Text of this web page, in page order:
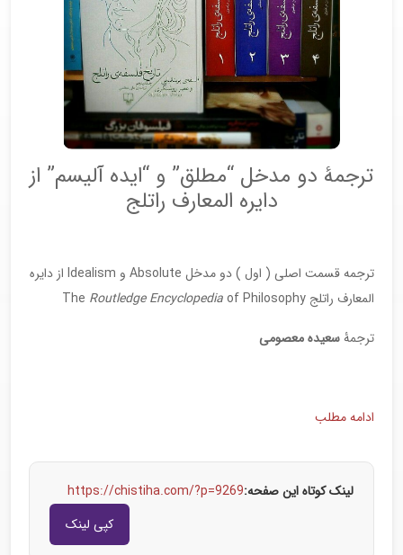
ترجمۀ دو مدخل “مطلق” و “ایده آلیسم” از
دایره المعارف راتلج
ترجمه قسمت اصلی ( اول ) دو مدخل Absolute و Idealism از دایره
المعارف راتلج The
Routledge Encyclopediaof Philosophy
ترجمۀسعیده معصومی
ادامه مطلب
لینک کوتاه این صفحه:https://chistiha.com/?p=9269
کپی لینک